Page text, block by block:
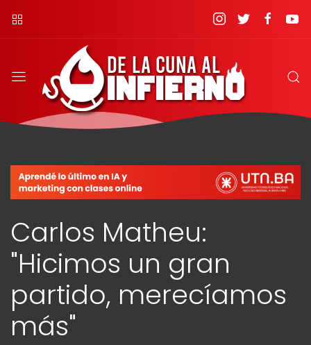
Carlos Matheu:
"Hicimos un gran
partido, merecíamos
más"